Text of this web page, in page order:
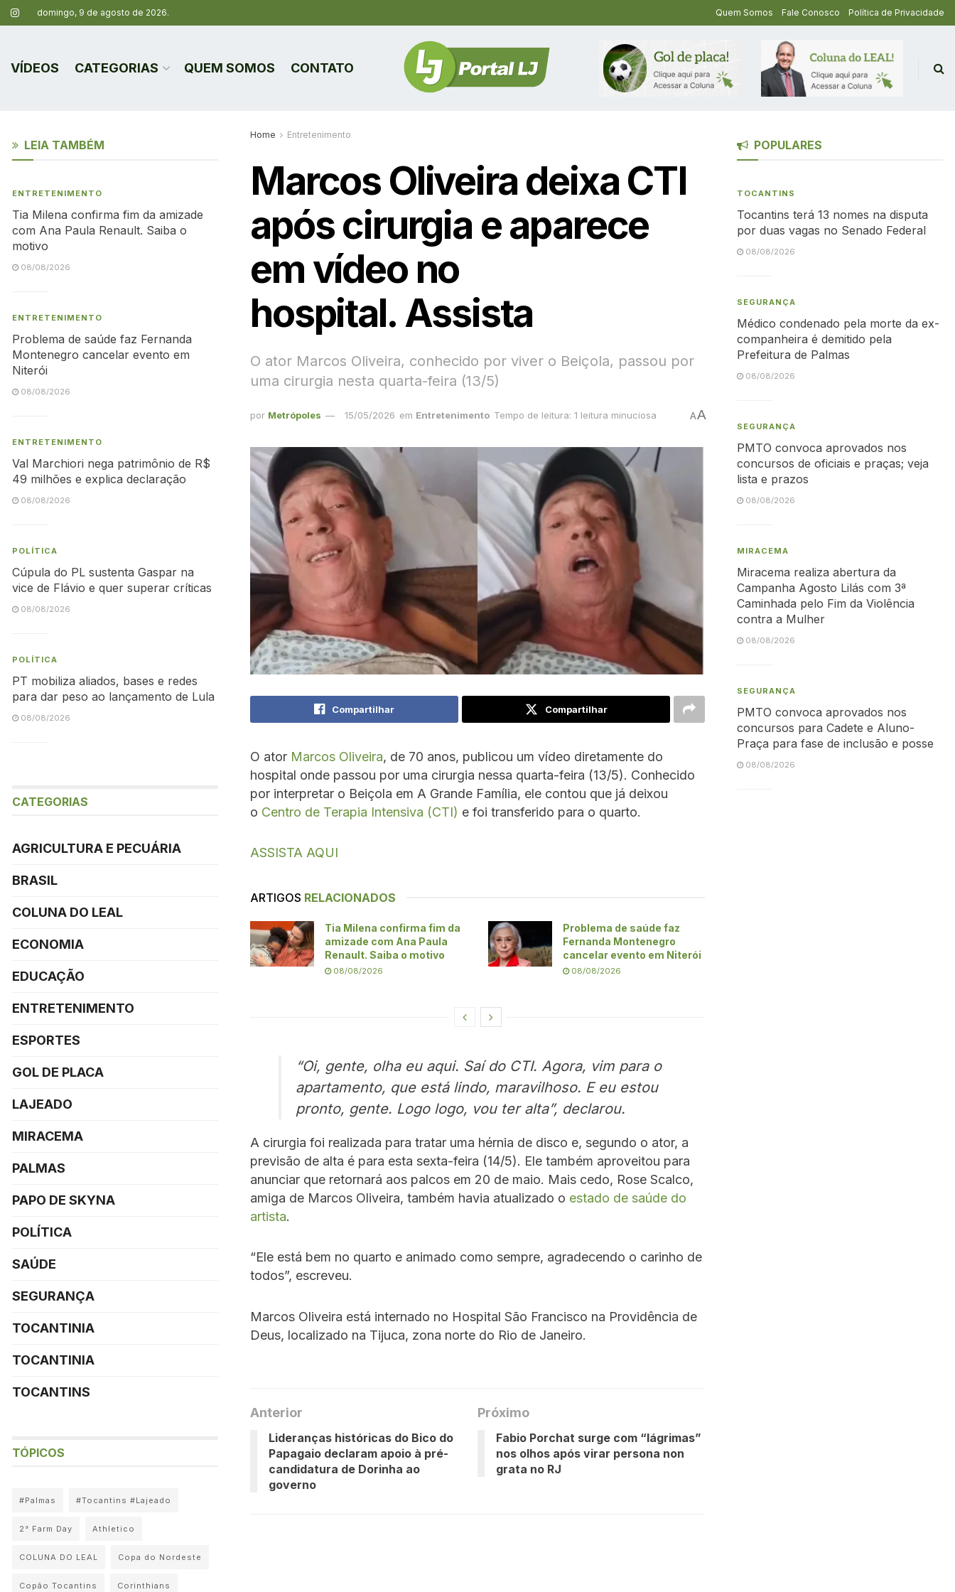
domingo, 9 de agosto de 2026. Quem Somos Fale Conosco Política de Privacidade
VÍDEOS CATEGORIAS QUEM SOMOS CONTATO
Home Entretenimento
Marcos Oliveira deixa CTI
após cirurgia e aparece
em vídeo no
hospital. Assista
O ator Marcos Oliveira, conhecido por viver o Beiçola, passou por
uma cirurgia nesta quarta-feira (13/5)
por Metrópoles 15/05/2026 em Entretenimento Tempo de leitura: 1 leitura minuciosa AA
Compartilhar Compartilhar
O ator Marcos Oliveira, de 70 anos, publicou um vídeo diretamente do
hospital onde passou por uma cirurgia nessa quarta-feira (13/5). Conhecido
por interpretar o Beiçola em A Grande Família, ele contou que já deixou
o Centro de Terapia Intensiva (CTI) e foi transferido para o quarto.
ASSISTA AQUI
ARTIGOS RELACIONADOS
Tia Milena confirma fim da
amizade com Ana Paula
Renault. Saiba o motivo
08/08/2026
Problema de saúde faz
Fernanda Montenegro
cancelar evento em Niterói
08/08/2026
“Oi, gente, olha eu aqui. Saí do CTI. Agora, vim para o
apartamento, que está lindo, maravilhoso. E eu estou
pronto, gente. Logo logo, vou ter alta”, declarou.
A cirurgia foi realizada para tratar uma hérnia de disco e, segundo o ator, a
previsão de alta é para esta sexta-feira (14/5). Ele também aproveitou para
anunciar que retornará aos palcos em 20 de maio. Mais cedo, Rose Scalco,
amiga de Marcos Oliveira, também havia atualizado o estado de saúde do
artista.
“Ele está bem no quarto e animado como sempre, agradecendo o carinho de
todos”, escreveu.
Marcos Oliveira está internado no Hospital São Francisco na Providência de
Deus, localizado na Tijuca, zona norte do Rio de Janeiro.
Anterior
Lideranças históricas do Bico do
Papagaio declaram apoio à pré-
candidatura de Dorinha ao
governo
Próximo
Fabio Porchat surge com “lágrimas”
nos olhos após virar persona non
grata no RJ
LEIA TAMBÉM
ENTRETENIMENTO
Tia Milena confirma fim da amizade
com Ana Paula Renault. Saiba o
motivo
08/08/2026
ENTRETENIMENTO
Problema de saúde faz Fernanda
Montenegro cancelar evento em
Niterói
08/08/2026
ENTRETENIMENTO
Val Marchiori nega patrimônio de R$
49 milhões e explica declaração
08/08/2026
POLÍTICA
Cúpula do PL sustenta Gaspar na
vice de Flávio e quer superar críticas
08/08/2026
POLÍTICA
PT mobiliza aliados, bases e redes
para dar peso ao lançamento de Lula
08/08/2026
CATEGORIAS
AGRICULTURA E PECUÁRIA
BRASIL
COLUNA DO LEAL
ECONOMIA
EDUCAÇÃO
ENTRETENIMENTO
ESPORTES
GOL DE PLACA
LAJEADO
MIRACEMA
PALMAS
PAPO DE SKYNA
POLÍTICA
SAÚDE
SEGURANÇA
TOCANTINIA
TOCANTINIA
TOCANTINS
TÓPICOS
#Palmas #Tocantins #Lajeado
2° Farm Day Athletico
COLUNA DO LEAL Copa do Nordeste
Copão Tocantins Corinthians
POPULARES
TOCANTINS
Tocantins terá 13 nomes na disputa
por duas vagas no Senado Federal
08/08/2026
SEGURANÇA
Médico condenado pela morte da ex-
companheira é demitido pela
Prefeitura de Palmas
08/08/2026
SEGURANÇA
PMTO convoca aprovados nos
concursos de oficiais e praças; veja
lista e prazos
08/08/2026
MIRACEMA
Miracema realiza abertura da
Campanha Agosto Lilás com 3ª
Caminhada pelo Fim da Violência
contra a Mulher
08/08/2026
SEGURANÇA
PMTO convoca aprovados nos
concursos para Cadete e Aluno-
Praça para fase de inclusão e posse
08/08/2026